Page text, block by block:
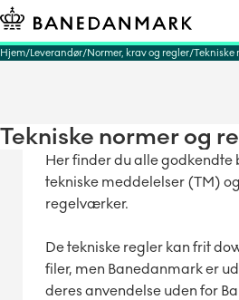
Hjem Leverandør Normer, krav og regler Tekniske
Tekniske normer og
Her finder du alle godkendte
tekniske meddelelser (TM)
regelværker.
De tekniske regler kan frit
filer, men Banedanmark er
deres anvendelse uden for